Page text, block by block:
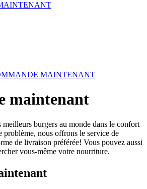
MAINTENANT
maintenant
burgers au monde dans le confort
problème, nous offrons le service de
de livraison préférée! Vous pouvez aussi
vous-même votre nourriture.